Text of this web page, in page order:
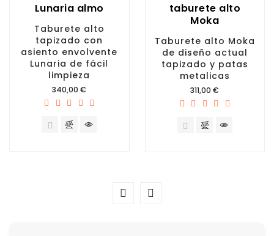
Lunaria almo
Taburete alto
tapizado con
asiento envolvente
Lunaria de fácil
limpieza
Precio
340,00 €
taburete alto
Moka
Taburete alto Moka
de diseño actual
tapizado y patas
metalicas
Precio
311,00 €